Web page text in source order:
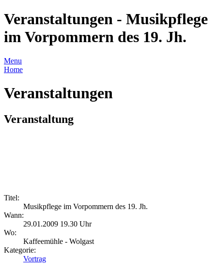
Veranstaltungen - Musikpflege
im Vorpommern des 19. Jh.
Menu
Home
Veranstaltungen
Veranstaltung
Titel:
Musikpflege im Vorpommern des 19. Jh.
Wann:
29.01.2009 19.30 Uhr
Wo:
Kaffeemühle - Wolgast
Kategorie:
Vortrag